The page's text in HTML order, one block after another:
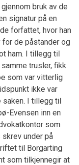
bruk av de
signatur på en
forfattet, hvor han
de påstander og
ham. I tillegg til
trusler, fikk
som var vitterlig
ikke var
saken. I tillegg til
Evensen inn en
som
under på
til Borgarting
som tilkjennegir at